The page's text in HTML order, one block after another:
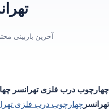
آخرین بازبینی
چهارچوب درب فلزی تهرانسر
تهرانسر چهارچوب درب فلزی